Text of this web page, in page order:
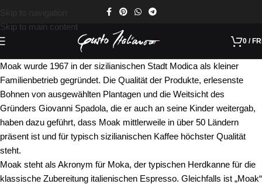
Skip to main content
0 /
Moak wurde 1967 in der sizilianischen Stadt Modica als kleiner
Familienbetrieb gegründet. Die Qualität der Produkte, erlesenste
Bohnen von ausgewählten Plantagen und die Weitsicht des
Gründers Giovanni Spadola, die er auch an seine Kinder weitergab,
haben dazu geführt, dass Moak mittlerweile in über 50 Ländern
präsent ist und für typisch sizilianischen Kaffee höchster Qualität
steht.
Moak steht als Akronym für Moka, der typischen Herdkanne für die
klassische Zubereitung italienischen Espresso. Gleichfalls ist „Moak“